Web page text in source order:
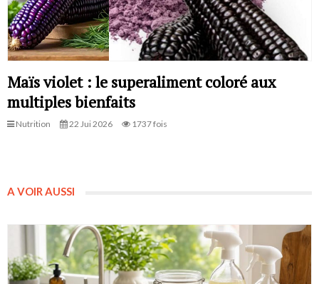
Maïs violet : le superaliment coloré aux
multiples bienfaits
Nutrition 22 Jui 2026 1737 fois
A VOIR AUSSI